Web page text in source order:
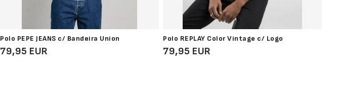
Polo PEPE JEANS c/ Bandeira Union
79,95 EUR
Polo REPLAY Color Vintage c/ Logo
79,95 EUR